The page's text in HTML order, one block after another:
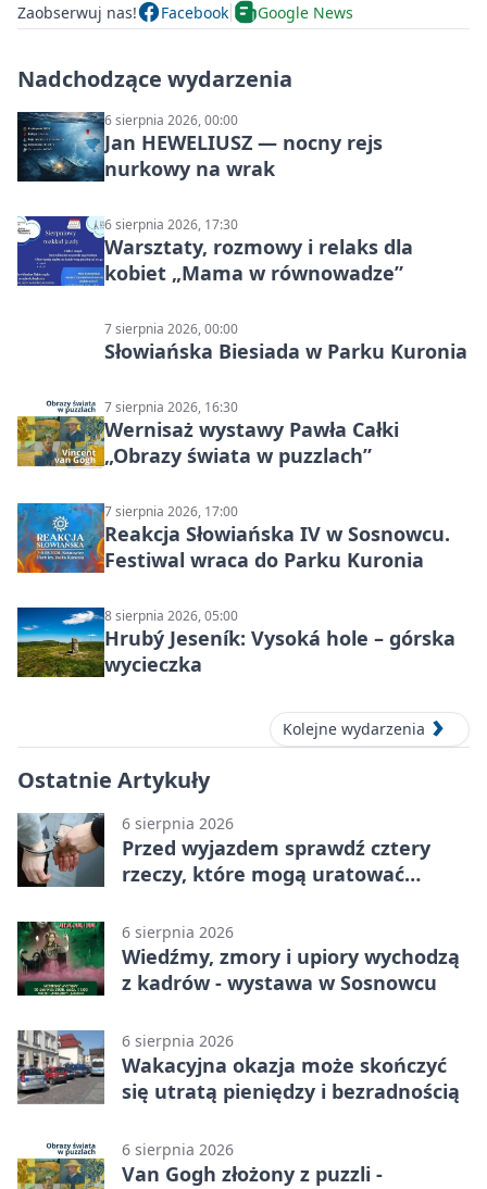
Zaobserwuj nas! Facebook Google News
Nadchodzące wydarzenia
6 sierpnia 2026, 00:00
Jan HEWELIUSZ — nocny rejs
nurkowy na wrak
6 sierpnia 2026, 17:30
Warsztaty, rozmowy i relaks dla
kobiet „Mama w równowadze”
7 sierpnia 2026, 00:00
Słowiańska Biesiada w Parku Kuronia
7 sierpnia 2026, 16:30
Wernisaż wystawy Pawła Całki
„Obrazy świata w puzzlach”
7 sierpnia 2026, 17:00
Reakcja Słowiańska IV w Sosnowcu.
Festiwal wraca do Parku Kuronia
8 sierpnia 2026, 05:00
Hrubý Jeseník: Vysoká hole – górska
wycieczka
Kolejne wydarzenia
Ostatnie Artykuły
6 sierpnia 2026
Przed wyjazdem sprawdź cztery
rzeczy, które mogą uratować
6 sierpnia 2026
Wiedźmy, zmory i upiory wychodzą
z kadrów - wystawa w Sosnowcu
6 sierpnia 2026
Wakacyjna okazja może skończyć
się utratą pieniędzy i bezradnością
6 sierpnia 2026
Van Gogh złożony z puzzli -